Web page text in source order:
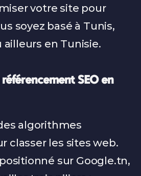
votre site pour
soyez basé à Tunis,
ailleurs en Tunisie.
SEO en
algorithmes
classer les sites web.
sur Google.tn,